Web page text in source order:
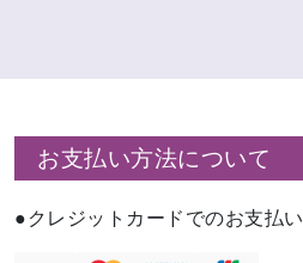
お支払い方法について
クレジットカードでのお支払い